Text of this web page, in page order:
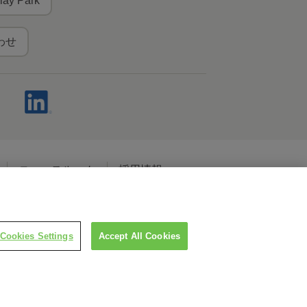
せ
ニュースルーム 採用情報
Cookies Settings Accept All Cookies